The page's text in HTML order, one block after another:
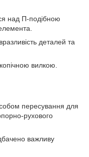
над П-подібною
деталей та
вилкою.
пересування для
рухового
важливу